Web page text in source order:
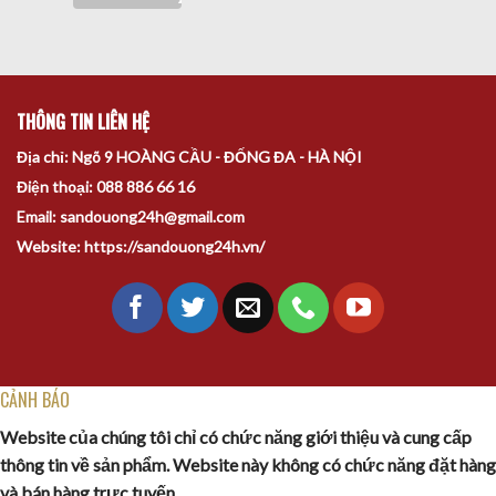
THÔNG TIN LIÊN HỆ
Địa chỉ: Ngõ 9 HOÀNG CẦU - ĐỐNG ĐA - HÀ NỘI
Điện thoại: 088 886 66 16
Email: sandouong24h@gmail.com
Website: https://sandouong24h.vn/
CẢNH BÁO
Website của chúng tôi chỉ có chức năng giới thiệu và cung cấp
thông tin về sản phẩm. Website này không có chức năng đặt hàng